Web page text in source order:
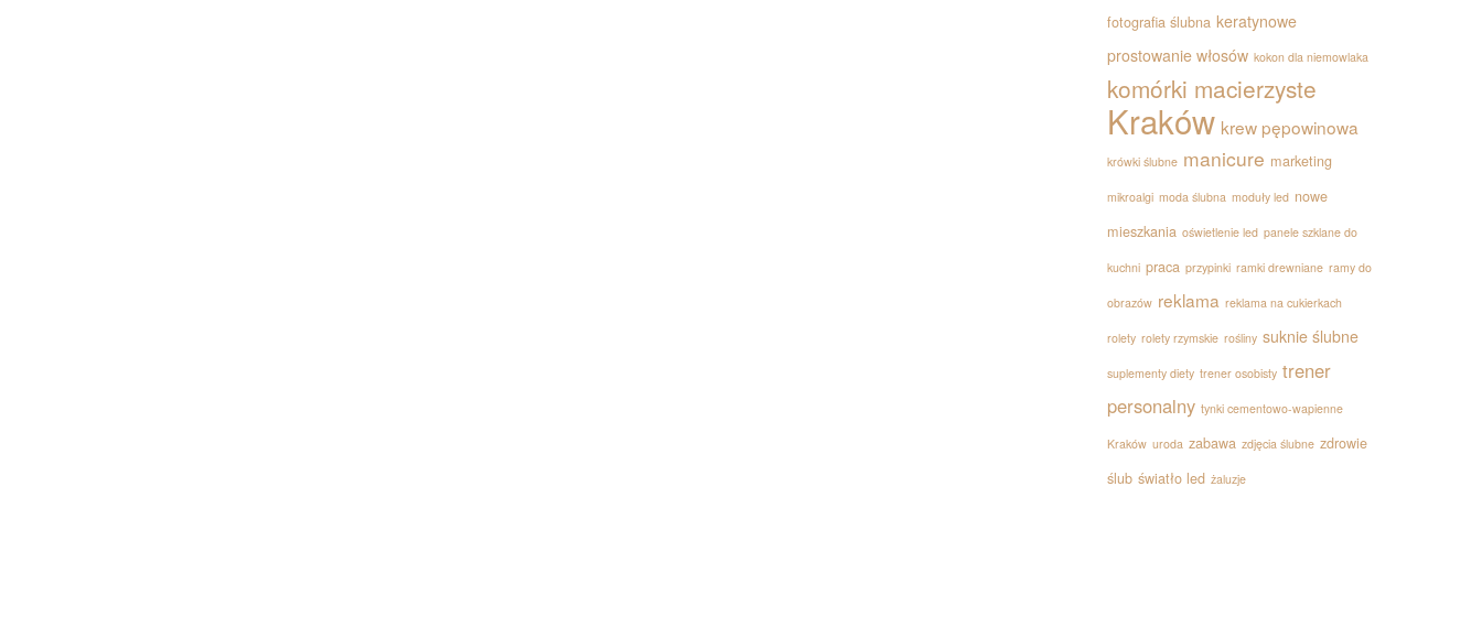
fotografia ślubna keratynowe
prostowanie włosów kokon dla niemowlaka
komórki macierzyste
Kraków krew pępowinowa
krówki ślubne manicure marketing
mikroalgi moda ślubna moduły led nowe
mieszkania oświetlenie led panele szklane do
kuchni praca przypinki ramki drewniane ramy do
obrazów reklama reklama na cukierkach
rolety rolety rzymskie rośliny suknie ślubne
suplementy diety trener osobisty trener
personalny tynki cementowo-wapienne
Kraków uroda zabawa zdjęcia ślubne zdrowie
ślub światło led żaluzje